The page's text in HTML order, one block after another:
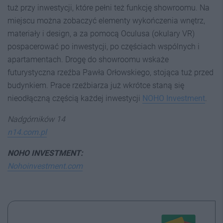
tuż przy inwestycji, które pełni też funkcję showroomu. Na
miejscu można zobaczyć elementy wykończenia wnętrz,
materiały i design, a za pomocą Oculusa (okulary VR)
pospacerować po inwestycji, po częściach wspólnych i
apartamentach. Drogę do showroomu wskaże
futurystyczna rzeźba Pawła Orłowskiego, stojąca tuż przed
budynkiem. Prace rzeźbiarza już wkrótce staną się
nieodłączną częścią każdej inwestycji NOHO Investment
Nadgórników 14
n14.com.pl
NOHO INVESTMENT:
Nohoinvestment.com